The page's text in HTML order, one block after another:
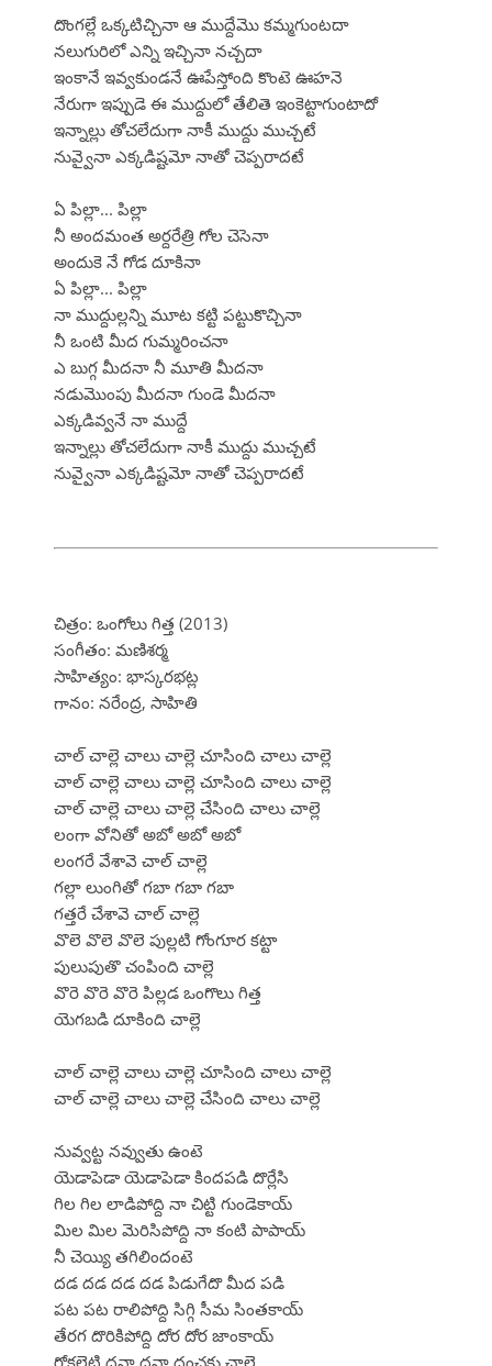
దొంగల్లే ఒక్కటిచ్చినా ఆ ముద్దేమొ కమ్మగుంటదా
నలుగురిలో ఎన్ని ఇచ్చినా నచ్చదా
ఇంకానే ఇవ్వకుండనే ఊపేస్తోంది కొంటె ఊహనె
నేరుగా ఇప్పుడె ఈ ముద్దులో తేలితె ఇంకెట్టాగుంటాదో
ఇన్నాల్లు తోచలేదుగా నాకీ ముద్దు ముచ్చటే
నువ్వైనా ఎక్కడిష్టమో నాతో చెప్పరాదటే
ఏ పిల్లా... పిల్లా
నీ అందమంత అర్దరేత్రి గోల చెసెనా
అందుకె నే గోడ దూకినా
ఏ పిల్లా... పిల్లా
నా ముద్దుల్లన్ని మూట కట్టి పట్టుకొచ్చినా
నీ ఒంటి మీద గుమ్మరించనా
ఎ బుగ్గ మీదనా నీ మూతి మీదనా
నడుమొంపు మీదనా గుండె మీదనా
ఎక్కడివ్వనే నా ముద్దే
ఇన్నాల్లు తోచలేదుగా నాకీ ముద్దు ముచ్చటే
నువ్వైనా ఎక్కడిష్టమో నాతో చెప్పరాదటే
చిత్రం: ఒంగోలు గిత్త (2013)
సంగీతం: మణిశర్మ
సాహిత్యం: భాస్కరభట్ల
గానం: నరేంద్ర, సాహితి
చాల్ చాల్లె చాలు చాల్లె చూసింది చాలు చాల్లె
చాల్ చాల్లె చాలు చాల్లె చూసింది చాలు చాల్లె
చాల్ చాల్లె చాలు చాల్లె చేసింది చాలు చాల్లె
లంగా వోనితో అబో అబో అబో
లంగరే వేశావె చాల్ చాల్లె
గల్లా లుంగితో గబా గబా గబా
గత్తరే చేశావె చాల్ చాల్లె
వొలె వొలె వొలె పుల్లటి గోంగూర కట్టా
పులుపుతొ చంపింది చాల్లె
వొరె వొరె వొరె పిల్లడ ఒంగొలు గిత్త
యెగబడి దూకింది చాల్లె
చాల్ చాల్లె చాలు చాల్లె చూసింది చాలు చాల్లె
చాల్ చాల్లె చాలు చాల్లె చేసింది చాలు చాల్లె
నువ్వట్ట నవ్వుతు ఉంటె
యెడాపెడా యెడాపెడా కిందపడి దొర్లేసి
గిల గిల లాడిపోద్ది నా చిట్టి గుండెకాయ్
మిల మిల మెరిసిపోద్ది నా కంటి పాపాయ్
నీ చెయ్యి తగిలిందంటె
దడ దడ దడ దడ పిడుగేదొ మీద పడి
పట పట రాలిపోద్ది సిగ్గి సీమ సింతకాయ్
తేరగ దొరికిపోద్ది దోర దోర జాంకాయ్